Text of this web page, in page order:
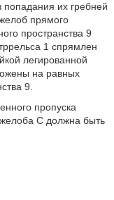
попадания их гребней
прямого
пространства 9
1 спрямлен
легированной
на равных
9.
пропуска
С должна быть